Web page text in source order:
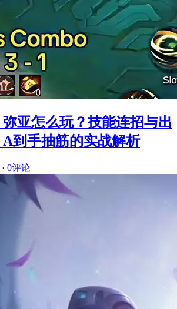
弥亚怎么玩？技能连招与出
到手抽筋的实战解析
· 0评论